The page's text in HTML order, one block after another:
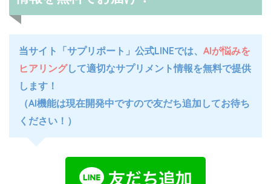
当サイト「サプリポート」公式LINEでは、 AIが悩みを
ヒアリングして適切なサプリメント情報を無料で提供
します！
（AI機能は現在開発中ですので友だち追加してお待ち
ください！）